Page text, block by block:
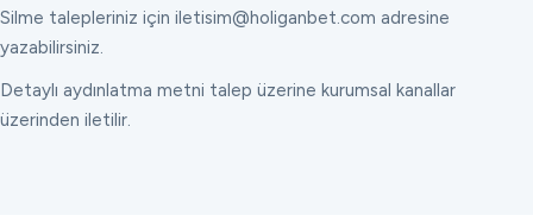
Silme talepleriniz için iletisim@holiganbet.com adresine
yazabilirsiniz.
Detaylı aydınlatma metni talep üzerine kurumsal kanallar
üzerinden iletilir.